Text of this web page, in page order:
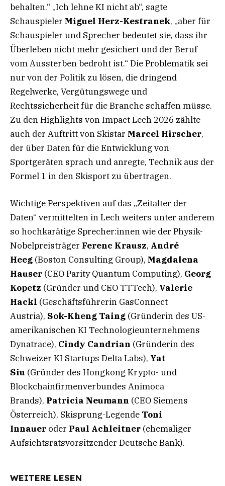
behalten.“ „Ich lehne KI nicht ab“, sagte
Schauspieler Miguel Herz-Kestranek, „aber für
Schauspieler und Sprecher bedeutet sie, dass ihr
Überleben nicht mehr gesichert und der Beruf
vom Aussterben bedroht ist.“ Die Problematik sei
nur von der Politik zu lösen, die dringend
Regelwerke, Vergütungswege und
Rechtssicherheit für die Branche schaffen müsse.
Zu den Highlights von Impact Lech 2026 zählte
auch der Auftritt von Skistar Marcel Hirscher,
der über Daten für die Entwicklung von
Sportgeräten sprach und anregte, Technik aus der
Formel 1 in den Skisport zu übertragen.
Wichtige Perspektiven auf das „Zeitalter der
Daten“ vermittelten in Lech weiters unter anderem
so hochkarätige Sprecher:innen wie der Physik-
Nobelpreisträger Ferenc Krausz, André
Heeg (Boston Consulting Group), Magdalena
Hauser (CEO Parity Quantum Computing), Georg
Kopetz (Gründer und CEO TTTech), Valerie
Hackl (Geschäftsführerin GasConnect
Austria), Sok-Kheng Taing (Gründerin des US-
amerikanischen KI Technologieunternehmens
Dynatrace), Cindy Candrian (Gründerin des
Schweizer KI Startups Delta Labs), Yat
Siu (Gründer des Hongkong Krypto- und
Blockchainfirmenverbundes Animoca
Brands), Patricia Neumann (CEO Siemens
Österreich), Skisprung-Legende Toni
Innauer oder Paul Achleitner (ehemaliger
Aufsichtsratsvorsitzender Deutsche Bank).
WEITERE LESEN